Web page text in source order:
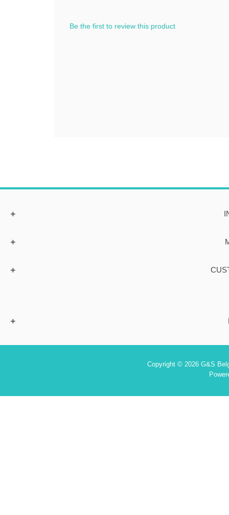
Be the first to review this product
Copyright © 2026 G&S